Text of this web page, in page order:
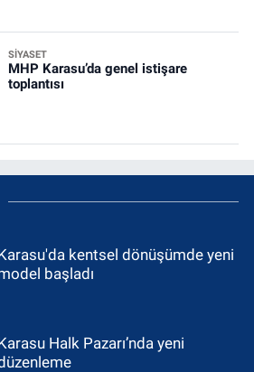
SİYASET
MHP Karasu’da genel istişare
toplantısı
kentsel dönüşümde yeni
başladı
Halk Pazarı’nda yeni